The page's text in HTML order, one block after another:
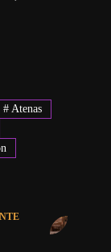
# Atenas